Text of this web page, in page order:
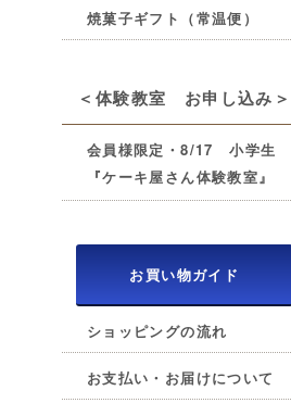
焼菓子ギフト（常温便）
＜体験教室 お申し込み＞
会員様限定・8/17 小学生
『ケーキ屋さん体験教室』
お買い物ガイド
ショッピングの流れ
お支払い・お届けについて